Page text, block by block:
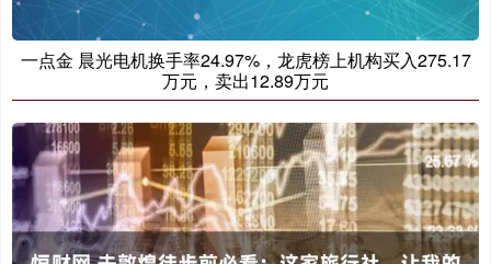
一点金 晨光电机换手率24.97%，龙虎榜上机构买入275.17
万元，卖出12.89万元